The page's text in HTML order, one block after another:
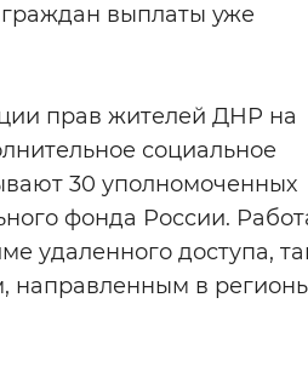
ассистент
Остановить
стандартные настройки
выплаты уже
прав жителей ДНР на
социальное
30 уполномоченных
фонда России.
удаленного доступа,
направленным в